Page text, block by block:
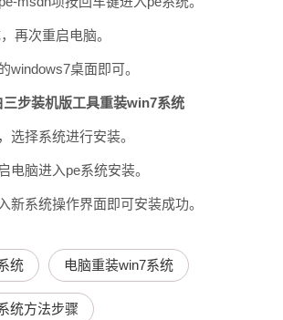
再次重启电脑。
windows7桌面即可。
步装机版工具重装win7系统
选择系统进行安装。
电脑进入pe系统安装。
新系统操作界面即可安装成功。
统 电脑重装win7系统
统方法步骤